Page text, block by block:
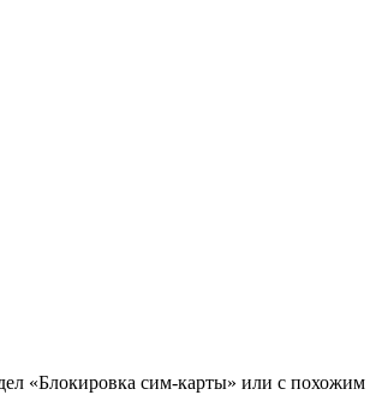
«Блокировка сим-карты» или с похожим